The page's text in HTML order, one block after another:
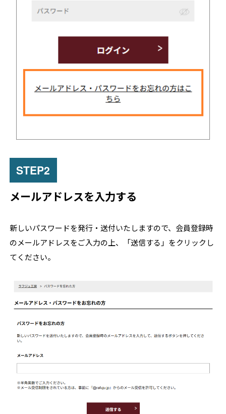
メールアドレスを入力する
新しいパスワードを発行・送付いたしますので、会員登録時
のメールアドレスをご入力の上、「送信する」をクリックし
てください。